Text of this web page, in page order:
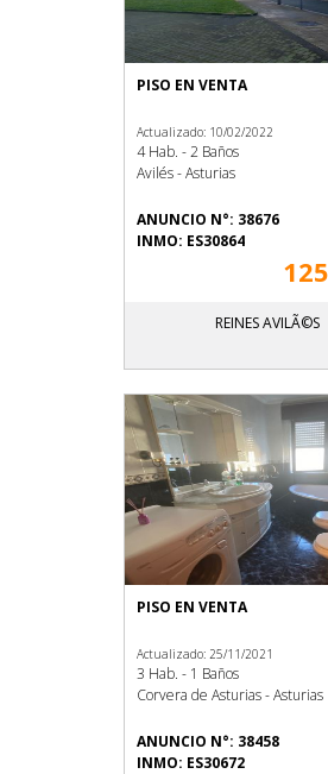
PISO EN VENTA
Actualizado: 10/02/2022
4 Hab. - 2 Baños
Avilés - Asturias
ANUNCIO N°: 38676
INMO: ES30864
REINES AVILÃ©S
PISO EN VENTA
Actualizado: 25/11/2021
3 Hab. - 1 Baños
Corvera de Asturias - Asturias
ANUNCIO N°: 38458
INMO: ES30672